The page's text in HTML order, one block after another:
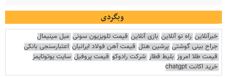
وبگردی
خبرآنلاین راه نو آنلاین بازی آنلاین قیمت تلویزیون سونی مبل مینیمال
جراح بینی گوشتی پرشین هتل قیمت آهن فولاد ایرانیان اعتبارسنجی بانکی
قیمت طلا امروز بلیط قطار شرکت رادوکو قیمت پروفیل سایت یوتوتایمز
خرید اکانت chatgpt